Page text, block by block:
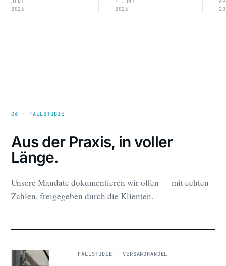
2026
2026
06 · FALLSTUDIE
Aus der Praxis, in voller
Länge.
Unsere Mandate dokumentieren wir offen — mit echten
Zahlen, freigegeben durch die Klienten.
FALLSTUDIE · VERSANDHANDEL